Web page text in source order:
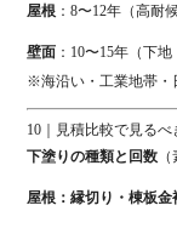
屋根 ：8〜12年（高耐
壁面 ：10〜15年（下
※海沿い・工業地帯・
10｜見積比較で見るべ
下塗りの種類と回数
屋根：縁切り・棟板金